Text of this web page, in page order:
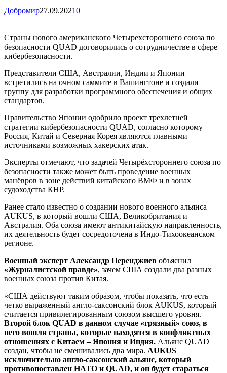
Добромир27.09.20210
Страны нового американского Четырехстороннего союза по
безопасности QUAD договорились о сотрудничестве в сфере
кибербезопасности.
Представители США, Австралии, Индии и Японии
встретились на очном саммите в Вашингтоне и создали
группу для разработки программного обеспечения и общих
стандартов.
Правительство Японии одобрило проект трехлетней
стратегии кибербезопасности QUAD, согласно которому
Россия, Китай и Северная Корея являются главными
источниками возможных хакерских атак.
Эксперты отмечают, что задачей Четырёхстороннего союза по
безопасности также может быть проведение военных
манёвров в зоне действий китайского ВМФ и в зонах
судоходства КНР.
Ранее стало известно о создании нового военного альянса
AUKUS, в который вошли США, Великобритания и
Австралия. Оба союза имеют антикитайскую направленность,
их деятельность будет сосредоточена в Индо-Тихоокеанском
регионе.
Военный эксперт Александр Перенджиев объяснил
«Журналистской правде», зачем США создали два разных
военных союза против Китая.
«США действуют таким образом, чтобы показать, что есть
четко выраженный англо-саксонский блок AUKUS, который
считается привилегированным союзом высшего уровня.
Второй блок QUAD в данном случае «грязный» союз, в
него вошли страны, которые находятся в конфликтных
отношениях с Китаем – Япония и Индия. Альянс QUAD
создан, чтобы не смешивались два мира. AUKUS
исключительно англо-саксонский альянс, который
противопоставлен НАТО и QUAD, и он будет стараться